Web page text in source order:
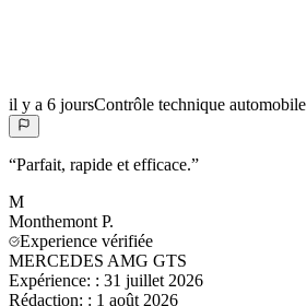
il y a 6 joursContrôle technique automobile
“Parfait, rapide et efficace.”
M
Monthemont P.
Experience vérifiée
MERCEDES AMG GTS
Expérience: : 31 juillet 2026
Rédaction: : 1 août 2026